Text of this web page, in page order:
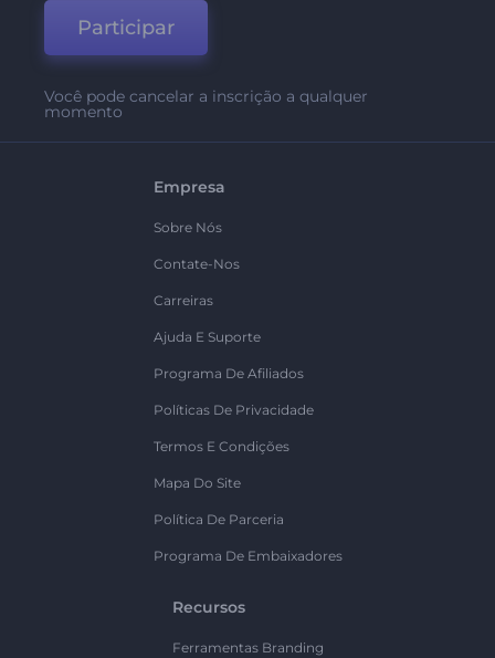
Participar
Você pode cancelar a inscrição a qualquer
momento
Empresa
Sobre Nós
Contate-Nos
Carreiras
Ajuda E Suporte
Programa De Afiliados
Políticas De Privacidade
Termos E Condições
Mapa Do Site
Política De Parceria
Programa De Embaixadores
Recursos
Ferramentas Branding